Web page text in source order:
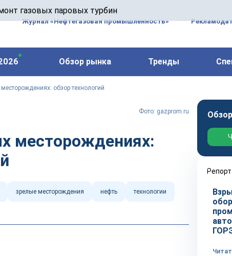
газовых паровых турбин
газовых и паровых турбин, комплексным
машин и компрессоров, которые работают на
Журнал «Нефтегазовая промышленность»
Обзор рынка Тренды
обзор технологий
Фото: gazprom.ru
месторождениях:
зрелые месторождения нефть технологии